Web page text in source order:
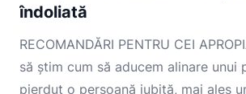
îndoliată
RECOMANDĂRI PENTRU CEI
să ştim cum să aducem alinare unui
pierdut o persoană iubită, mai ales